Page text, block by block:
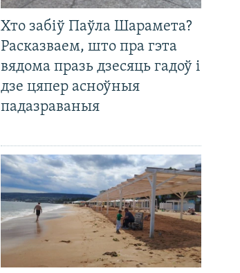
Хто забіў Паўла Шарамета?
Расказваем, што пра гэта
вядома празь дзесяць гадоў і
дзе цяпер асноўныя
падазраваныя